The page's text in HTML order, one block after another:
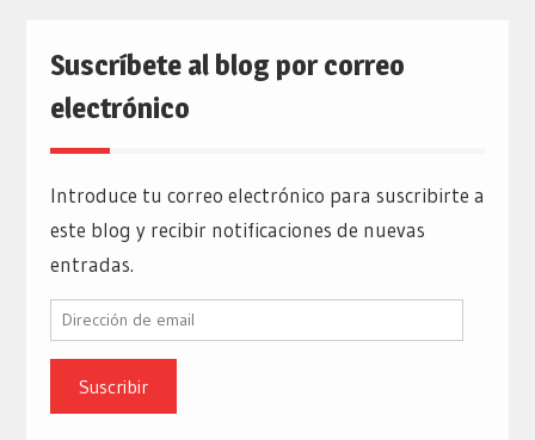
Suscríbete al blog por correo
electrónico
Introduce tu correo electrónico para suscribirte a
este blog y recibir notificaciones de nuevas
entradas.
Dirección
email